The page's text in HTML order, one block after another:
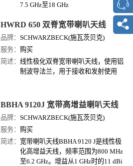
7.5 GHz至18 GHz
HWRD 650 双脊宽带喇叭天线
品牌：SCHWARZBECK(施瓦茨贝克)
服务： 购买
简述：线性极化双脊宽带喇叭天线，使用铝
制波导法兰，用于接收和发射使用
BBHA 9120J 宽带高增益喇叭天线
品牌：SCHWARZBECK(施瓦茨贝克)
服务： 购买
简述： 宽带喇叭天线BBHA 9120 J是线性极
化高增益天线，频率范围为800 MHz
至6.2 GHz。增益从1 GHz时的11 dBi